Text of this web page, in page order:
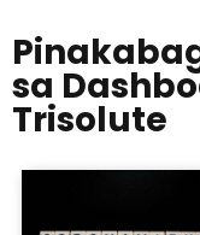
sa
Trisolute